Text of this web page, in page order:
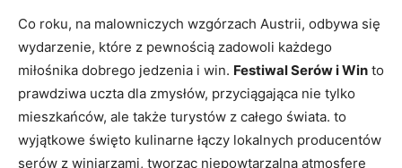
Co roku, na malowniczych wzgórzach Austrii, odbywa się
wydarzenie, które z pewnością zadowoli każdego
miłośnika dobrego jedzenia i ⁢win.‌ Festiwal Serów i Win to
prawdziwa uczta dla zmysłów, przyciągająca nie tylko
mieszkańców, ale ‌także turystów z całego ​świata. to
wyjątkowe święto kulinarne łączy lokalnych⁢ producentów
serów z winiarzami, tworząc niepowtarzalną atmosferę